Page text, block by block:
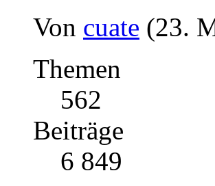
Von cuate (23.
Themen
562
Beiträge
6 849